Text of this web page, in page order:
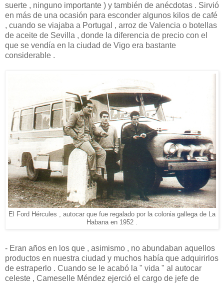
suerte , ninguno importante ) y también de anécdotas . Sirvió
en más de una ocasión para esconder algunos kilos de café
, cuando se viajaba a Portugal , arroz de Valencia o botellas
de aceite de Sevilla , donde la diferencia de precio con el
que se vendía en la ciudad de Vigo era bastante
considerable .
El Ford Hércules , autocar que fue regalado por la colonia gallega de La
Habana en 1952 .
- Eran años en los que , asimismo , no abundaban aquellos
productos en nuestra ciudad y muchos había que adquirirlos
de estraperlo . Cuando se le acabó la " vida " al autocar
celeste , Cameselle Méndez ejerció el cargo de jefe de